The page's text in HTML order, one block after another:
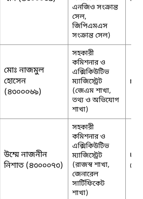
এনজিও সংক্রান্ত
সেল,
জিপিএমএস
সংক্রান্ত সেল)
মোঃ নাজমুল
হোসেন
(৪৩০০০৬৯)
সহকারী
কমিশনার ও
এক্সিকিউটিভ
ম্যাজিস্ট্রেট
(জেএম শাখা,
তথ্য ও অভিযোগ
শাখা)
উম্মে নাজনীন
নিশাত (৪৩০০০৭৩)
সহকারী
কমিশনার ও
এক্সিকিউটিভ
ম্যাজিস্ট্রেট
(রাজস্ব শাখা,
জেনারেল
সার্টিফিকেট
শাখা)